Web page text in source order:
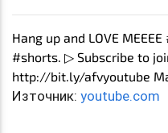
Hang up and LOVE
#shorts. ▷ Subscribe to
http://bit.ly/afvyoutube
Източник: youtube.com